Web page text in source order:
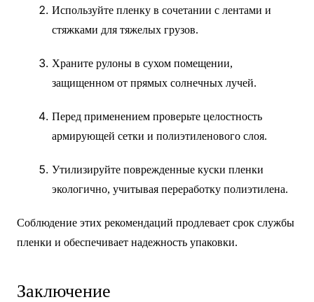
Используйте пленку в сочетании с лентами и
стяжками для тяжелых грузов.
Храните рулоны в сухом помещении,
защищенном от прямых солнечных лучей.
Перед применением проверьте целостность
армирующей сетки и полиэтиленового слоя.
Утилизируйте поврежденные куски пленки
экологично, учитывая переработку полиэтилена.
Соблюдение этих рекомендаций продлевает срок службы
пленки и обеспечивает надежность упаковки.
Заключение